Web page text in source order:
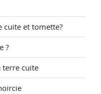
cuite et tomette?
?
terre cuite